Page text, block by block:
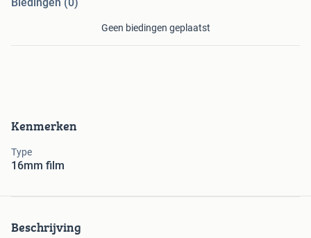
Kenmerken
Type
16mm film
Beschrijving
Biedingen (0)
Geen biedingen geplaatst